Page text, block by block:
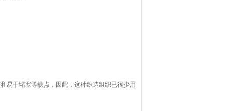
易于堵塞等缺点，因此，这种织造组织已很少用